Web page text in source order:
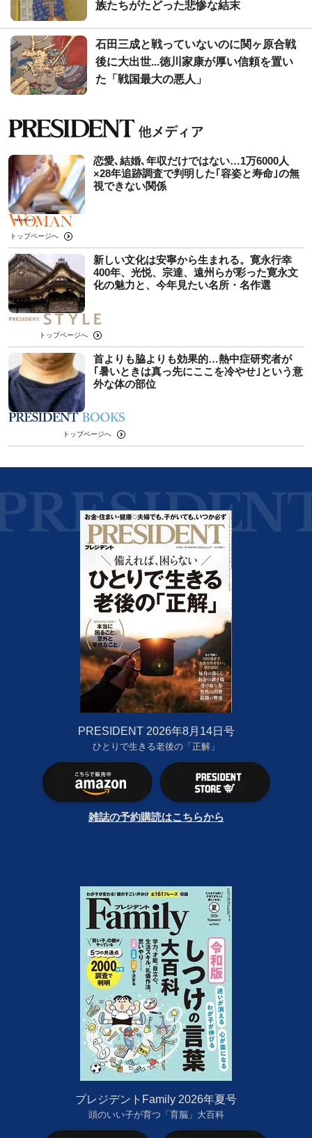
族たちがたどった悲惨な結末
石田三成と戦っていないのに関ヶ原合戦
後に大出世...徳川家康が厚い信頼を置い
た「戦国最大の悪人」
恋愛､結婚､年収だけではない…1万6000人
×28年追跡調査で判明した｢容姿と寿命｣の無
視できない関係
トップページへ
新しい文化は安寧から生まれる。寛永行幸
400年、光悦、宗達、遠州らが彩った寛永文
化の魅力と、今年見たい名所・名作選
トップページへ
首よりも脇よりも効果的…熱中症研究者が
｢暑いときは真っ先にここを冷やせ｣という意
外な体の部位
トップページへ
PRESIDENT 2026年8月14日号
ひとりで生きる老後の「正解」
雑誌の予約購読はこちらから
プレジデントFamily 2026年夏号
頭のいい子が育つ「育脳」大百科